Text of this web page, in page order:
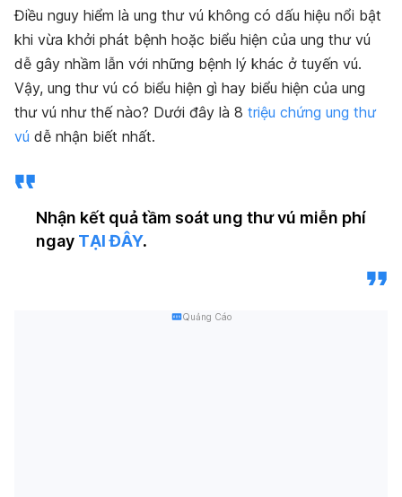
Điều nguy hiểm là ung thư vú không có dấu hiệu nổi bật
khi vừa khởi phát bệnh hoặc biểu hiện của ung thư vú
dễ gây nhầm lẫn với những bệnh lý khác ở tuyến vú.
Vậy, ung thư vú có biểu hiện gì hay biểu hiện của ung
thư vú như thế nào? Dưới đây là 8 triệu chứng ung thư
vú dễ nhận biết nhất.
Nhận kết quả tầm soát ung thư vú miễn phí
ngay TẠI ĐÂY.
Quảng Cáo